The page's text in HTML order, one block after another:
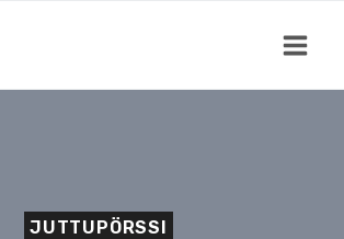
JUTTUPÖRSSI